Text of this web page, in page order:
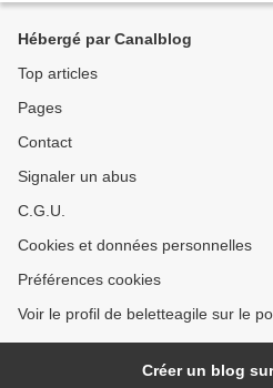
Hébergé par Canalblog
Top articles
Pages
Contact
Signaler un abus
C.G.U.
Cookies et données personnelles
Préférences cookies
Voir le profil de beletteagile sur le
Créer un blog